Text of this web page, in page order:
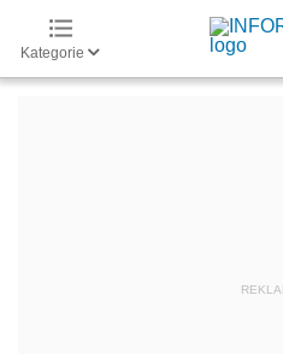
Kategorie